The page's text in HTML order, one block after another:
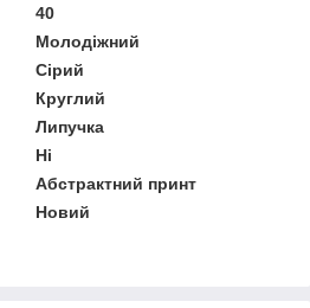
40
Молодіжний
Сірий
Круглий
Липучка
Ні
Абстрактний принт
Новий